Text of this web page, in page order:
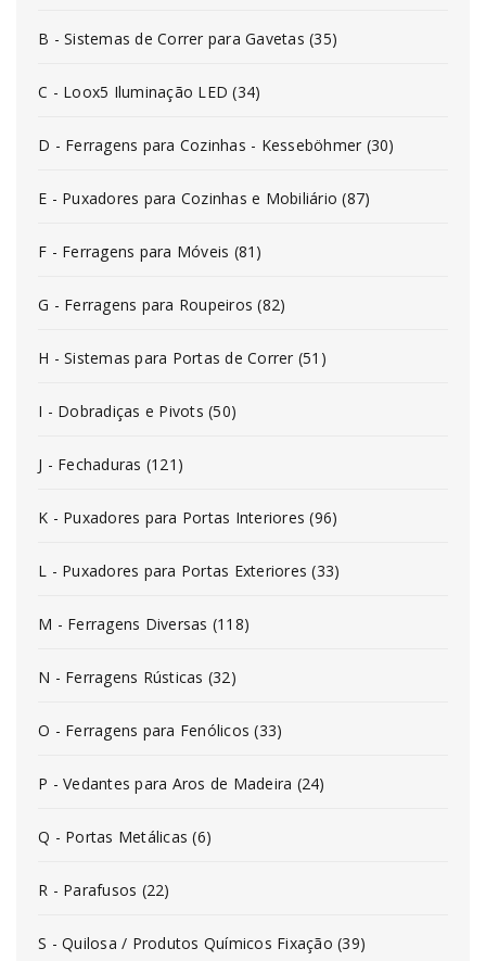
B - Sistemas de Correr para Gavetas (35)
C - Loox5 Iluminação LED (34)
D - Ferragens para Cozinhas - Kesseböhmer (30)
E - Puxadores para Cozinhas e Mobiliário (87)
F - Ferragens para Móveis (81)
G - Ferragens para Roupeiros (82)
H - Sistemas para Portas de Correr (51)
I - Dobradiças e Pivots (50)
J - Fechaduras (121)
K - Puxadores para Portas Interiores (96)
L - Puxadores para Portas Exteriores (33)
M - Ferragens Diversas (118)
N - Ferragens Rústicas (32)
O - Ferragens para Fenólicos (33)
P - Vedantes para Aros de Madeira (24)
Q - Portas Metálicas (6)
R - Parafusos (22)
S - Quilosa / Produtos Químicos Fixação (39)